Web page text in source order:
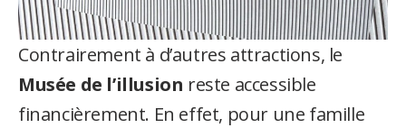
Contrairement à d’autres attractions, le
Musée de l’illusion reste accessible
financièrement. En effet, pour une famille